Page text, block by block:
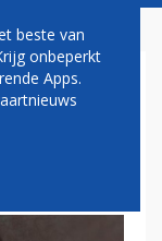
beste van
onbeperkt
Apps.